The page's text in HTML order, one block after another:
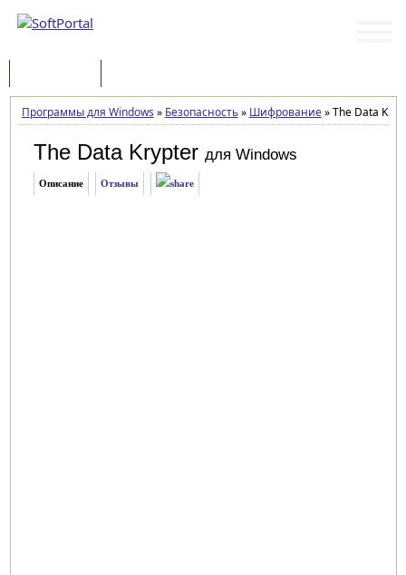
Программы для Windows » Безопасность» Шифрование»The Data
The Data Krypter для Windows
Описание Отзывы